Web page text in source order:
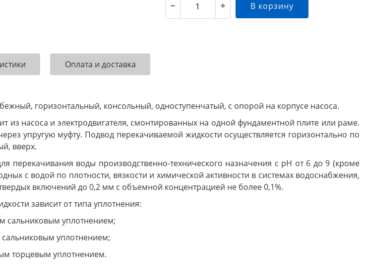
В корзину
Оплата и доставка
горизонтальный, консольный, одноступенчатый, с опорой на корпусе насоса.
из насоса и электродвигателя, смонтированных на одной фундаментной плите или раме.
упругую муфту. Подвод перекачиваемой жидкости осуществляется горизонтально по
вверх.
перекачивания воды производственно-технического назначения с pH от 6 до 9 (кроме
с водой по плотности, вязкости и химической активности в системах водоснабжения,
включений до 0,2 мм с объемной концентрацией не более 0,1%.
зависит от типа уплотнения:
сальниковым уплотнением;
уплотнением;
торцевым уплотнением.